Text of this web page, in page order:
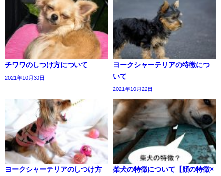
チワワのしつけ方について
2021年10月30日
ヨークシャーテリアの特徴につ
いて
2021年10月22日
ヨークシャーテリアのしつけ方
柴犬の特徴について【顔の特徴×